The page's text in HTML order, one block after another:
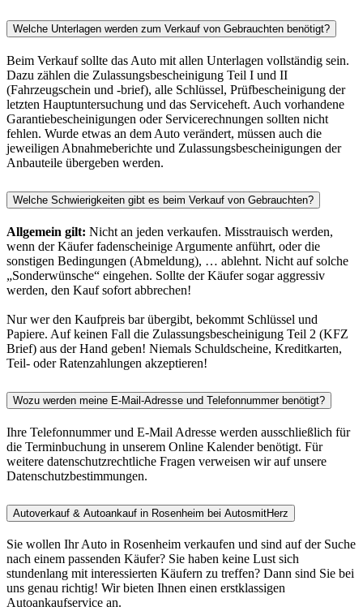
Welche Unterlagen werden zum Verkauf von Gebrauchten benötigt?
Beim Verkauf sollte das Auto mit allen Unterlagen vollständig sein.
Dazu zählen die Zulassungsbescheinigung Teil I und II
(Fahrzeugschein und -brief), alle Schlüssel, Prüfbescheinigung der
letzten Hauptuntersuchung und das Serviceheft. Auch vorhandene
Garantiebescheinigungen oder Servicerechnungen sollten nicht
fehlen. Wurde etwas an dem Auto verändert, müssen auch die
jeweiligen Abnahmeberichte und Zulassungsbescheinigungen der
Anbauteile übergeben werden.
Welche Schwierigkeiten gibt es beim Verkauf von Gebrauchten?
Allgemein gilt: Nicht an jeden verkaufen. Misstrauisch werden,
wenn der Käufer fadenscheinige Argumente anführt, oder die
sonstigen Bedingungen (Abmeldung), … ablehnt. Nicht auf solche
„Sonderwünsche“ eingehen. Sollte der Käufer sogar aggressiv
werden, den Kauf sofort abbrechen!
Nur wer den Kaufpreis bar übergibt, bekommt Schlüssel und
Papiere. Auf keinen Fall die Zulassungsbescheinigung Teil 2 (KFZ
Brief) aus der Hand geben! Niemals Schuldscheine, Kreditkarten,
Teil- oder Ratenzahlungen akzeptieren!
Wozu werden meine E-Mail-Adresse und Telefonnummer benötigt?
Ihre Telefonnummer und E-Mail Adresse werden ausschließlich für
die Terminbuchung in unserem Online Kalender benötigt. Für
weitere datenschutzrechtliche Fragen verweisen wir auf unsere
Datenschutzbestimmungen.
Autoverkauf & Autoankauf in Rosenheim bei AutosmitHerz
Sie wollen Ihr Auto in Rosenheim verkaufen und sind auf der Suche
nach einem passenden Käufer? Sie haben keine Lust sich
stundenlang mit interessierten Käufern zu treffen? Dann sind Sie bei
uns genau richtig! Wir bieten Ihnen einen erstklassigen
Autoankaufservice an.